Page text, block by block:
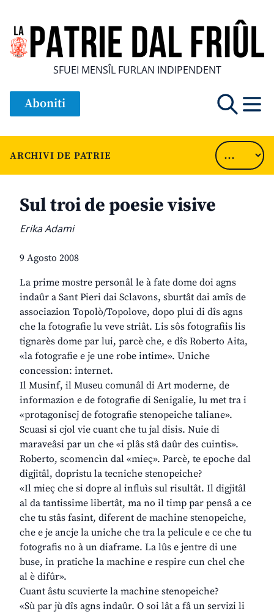
SFUEI MENSÎL FURLAN INDIPENDENT
Aboniti
ARCHIVI DE PATRIE
Sul troi de poesie visive
Erika Adami
9 Agosto 2008
La prime mostre personâl le à fate dome doi agns
indaûr a Sant Pieri dai Sclavons, sburtât dai amîs de
associazion Topolò/Topolove, dopo plui di dîs agns
che la fotografie lu veve striât. Lis sôs fotografiis lis
tignarès dome par lui, parcè che, e dîs Roberto Aita,
«la fotografie e je une robe intime». Uniche
concession: internet.
Il Musinf, il Museu comunâl di Art moderne, de
informazion e de fotografie di Senigalie, lu met tra i
«protagoniscj de fotografie stenopeiche taliane».
Scuasi si cjol vie cuant che tu jal disis. Nuie di
maraveâsi par un che «i plâs stâ daûr des cuintis».
Roberto, scomencìn dal «mieç». Parcè, te epoche dal
digjitâl, dopristu la tecniche stenopeiche?
«Il mieç che si dopre al influìs sul risultât. Il digjitâl
al da tantissime libertât, ma no il timp par pensâ a ce
che tu stâs fasint, diferent de machine stenopeiche,
che e je ancje la uniche che tra la pelicule e ce che tu
fotografis no à un diaframe. La lûs e jentre di une
buse, in pratiche la machine e respire cun chel che
al è difûr».
Cuant âstu scuvierte la machine stenopeiche?
«Sù par jù dîs agns indaûr. O soi lât a fâ un servizi li